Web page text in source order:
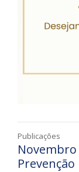
Publicações
Novembro
Prevenção